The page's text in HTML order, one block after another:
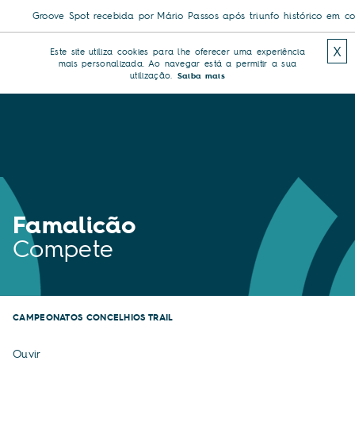
Groove Spot recebida por Mário Passos após triunfo histórico em
Este site utiliza cookies para lhe oferecer uma experiência
mais personalizada. Ao navegar está a permitir a sua
utilização. Saiba mais
X
Famalicão
Compete
CAMPEONATOS CONCELHIOS TRAIL
Ouvir